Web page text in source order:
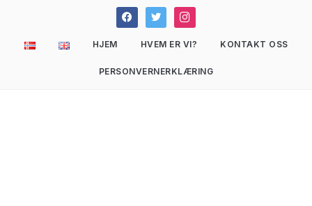
facebooktwitter instagram
HJEM HVEM ER VI? KONTAKT OSS
PERSONVERNERKLÆRING